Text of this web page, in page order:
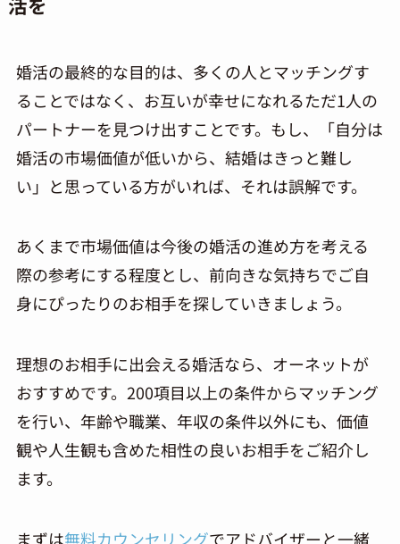
婚活の最終的な目的は、多くの人とマッチングす
ることではなく、お互いが幸せになれるただ1人の
パートナーを見つけ出すことです。もし、「自分は
婚活の市場価値が低いから、結婚はきっと難し
い」と思っている方がいれば、それは誤解です。
あくまで市場価値は今後の婚活の進め方を考える
際の参考にする程度とし、前向きな気持ちでご自
身にぴったりのお相手を探していきましょう。
理想のお相手に出会える婚活なら、オーネットが
おすすめです。200項目以上の条件からマッチング
を行い、年齢や職業、年収の条件以外にも、価値
観や人生観も含めた相性の良いお相手をご紹介し
ます。
まずは無料カウンセリングでアドバイザーと一緒